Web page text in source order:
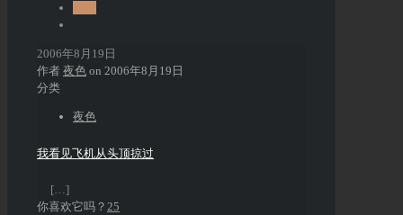
2006年8月19日
作者 夜色 on 2006年8月19日
分类
夜色
我看见飞机从头顶掠过
[…]
你喜欢它吗？ 25